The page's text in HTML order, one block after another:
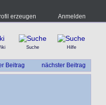
erzeugen Anmelden
Suche Hilfe
Beitrag nächster Beitrag